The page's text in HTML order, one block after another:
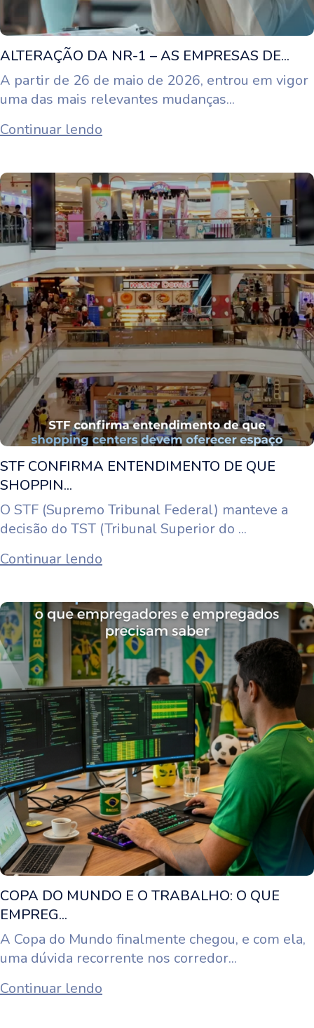
ALTERAÇÃO DA NR-1 – AS EMPRESAS DE...
A partir de 26 de maio de 2026, entrou em vigor
uma das mais relevantes mudanças...
Continuar lendo
STF CONFIRMA ENTENDIMENTO DE QUE
SHOPPIN...
O STF (Supremo Tribunal Federal) manteve a
decisão do TST (Tribunal Superior do ...
Continuar lendo
COPA DO MUNDO E O TRABALHO: O QUE
EMPREG...
A Copa do Mundo finalmente chegou, e com ela,
uma dúvida recorrente nos corredor...
Continuar lendo